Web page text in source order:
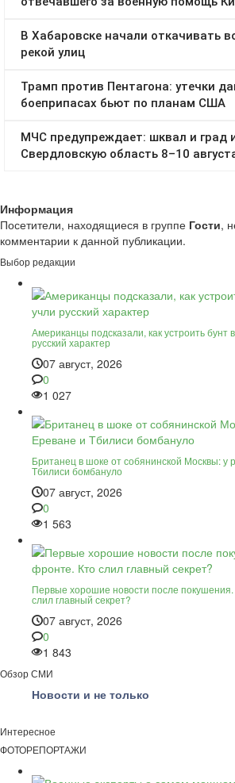
Информация
Посетители, находящиеся в группе Гости,
комментарии к данной публикации.
Выбор редакции
Американцы подсказали, как устроить бунт
русский характер
07 август, 2026
0
1 027
Британец в шоке от собянинской Москвы: у
Тбилиси бомбануло
07 август, 2026
0
1 563
Первые хорошие новости после
слил главный секрет?
07 август, 2026
0
1 843
Обзор СМИ
Новости и не только
Интересное
ФОТОРЕПОРТАЖИ